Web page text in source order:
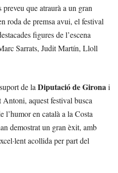
que atraurà a un gran
roda de premsa avui, el festival
figures de l’escena
Sarrats, Judit Martín, Lloll
de la Diputació de Gironai
aquest festival busca
l’humor en català a la Costa
demostrat un gran èxit, amb
acollida per part del